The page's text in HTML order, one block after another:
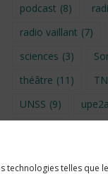
technologies telles que
podcast (8)
radio vaillant (7)
sciences (3)
théâtre (11)
UNSS (9) upe2a